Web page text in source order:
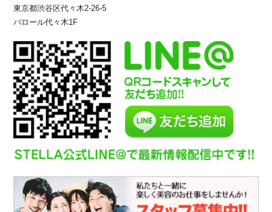
東京都渋谷区代々木2-26-5
バロール代々木1F